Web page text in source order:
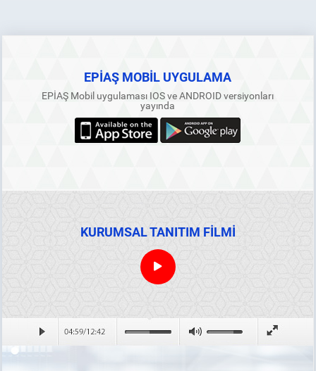
EPİAŞ MOBİL UYGULAMA
EPİAŞ Mobil uygulaması IOS ve ANDROID versiyonları
yayında
KURUMSAL TANITIM FİLMİ